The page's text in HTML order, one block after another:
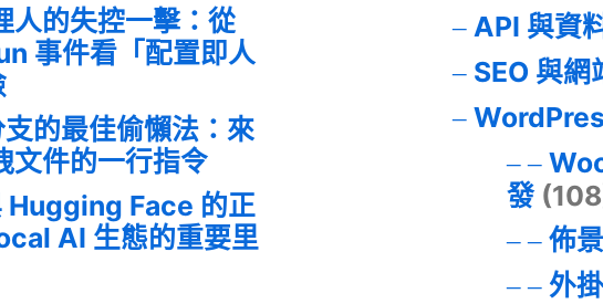
人的失控一擊：從
事件看「配置即人
的最佳偷懶法：來
文件的一行指令
Face 的正
AI 生態的重要里
API 與資
SEO 與網
發
佈
外